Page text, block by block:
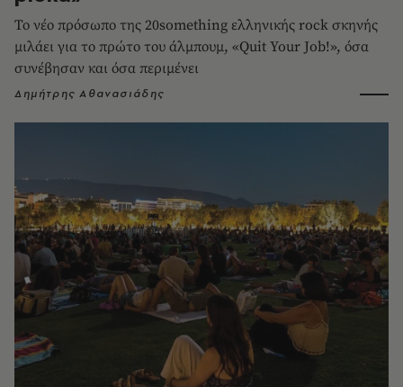
Το νέο πρόσωπο της 20something ελληνικής rock σκηνής
μιλάει για το πρώτο του άλμπουμ, «Quit Your Job!», όσα
συνέβησαν και όσα περιμένει
Δημήτρης Αθανασιάδης